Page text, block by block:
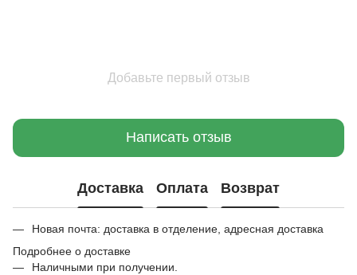
Добавьте первый отзыв
Написать отзыв
Доставка Оплата Возврат
Новая почта: доставка в отделение, адресная доставка
Подробнее о доставке
Наличными при получении.